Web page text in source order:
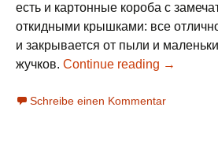
есть и картонные короба с
откидными крышками: все
и закрывается от пыли и
жучков. Continue reading →
Schreibe einen Kommentar